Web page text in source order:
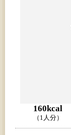
160kcal
（1人分）